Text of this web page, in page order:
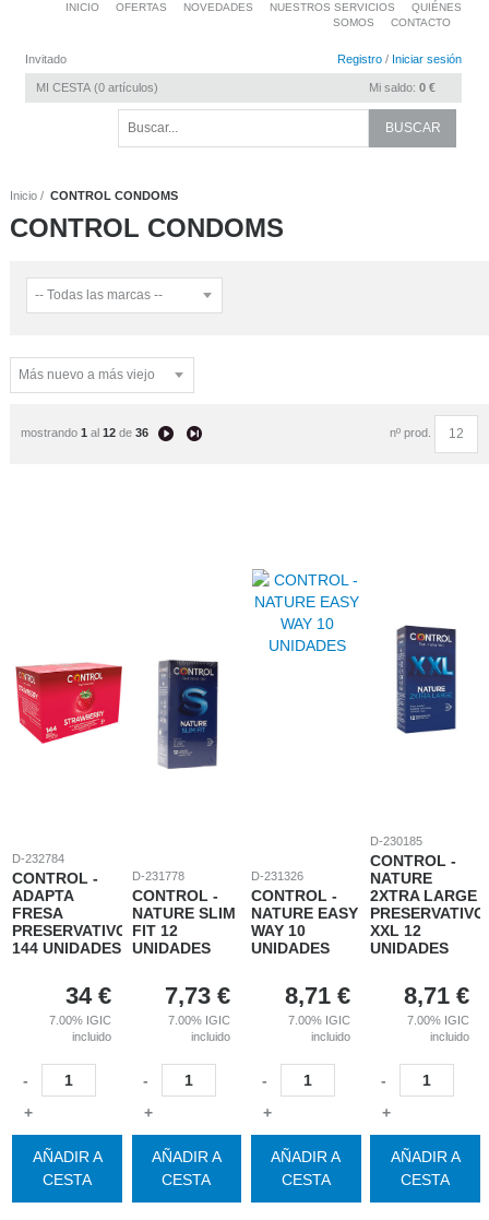
Invitado Registro / Iniciar sesión
MI CESTA 0 artículos Mi saldo: 0 €
INICIO OFERTAS NOVEDADES NUESTROS SERVICIOS
QUIÉNES
SOMOS
CONTACTO
Inicio CONTROL CONDOMS
CONTROL CONDOMS
mostrando 1 al 12de 36 nº prod.
D-232784
CONTROL -
ADAPTA
FRESA
PRESERVATIVOS
144 UNIDADES
34 €
7.00% IGIC
incluido
-
+
AÑADIR A
CESTA
D-231778
CONTROL -
NATURE SLIM
FIT 12
UNIDADES
7,73 €
7.00% IGIC
incluido
-
+
AÑADIR A
CESTA
D-231326
CONTROL -
NATURE EASY
WAY 10
UNIDADES
8,71 €
7.00% IGIC
incluido
-
+
AÑADIR A
CESTA
D-230185
CONTROL -
NATURE
2XTRA LARGE
XXL 12
UNIDADES
8,71 €
7.00% IGIC
incluido
-
+
AÑADIR A
CESTA